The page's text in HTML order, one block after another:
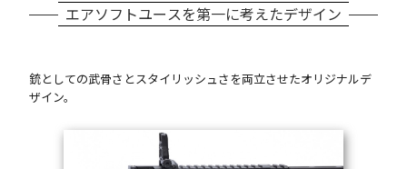
エアソフトユースを第一に考えたデザイン
銃としての武骨さとスタイリッシュさを両立させたオリジナルデ
ザイン。